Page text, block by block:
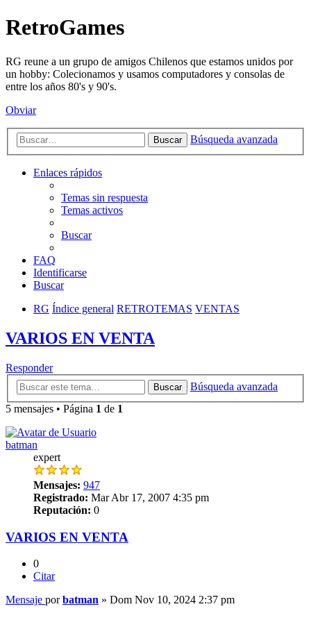
RetroGames
RG reune a un grupo de amigos Chilenos que estamos unidos por
un hobby: Colecionamos y usamos computadores y consolas de
entre los años 80's y 90's.
Obviar
Buscar Búsqueda avanzada
Enlaces rápidos
Temas sin respuesta
Temas activos
Buscar
FAQ
Identificarse
Buscar
RG Índice general RETROTEMAS VENTAS
VARIOS EN VENTA
Responder
Buscar
Búsqueda avanzada
5 mensajes • Página 1 de 1
batman
expert
Mensajes: 947
Registrado: Mar Abr 17, 2007 4:35 pm
Reputación: 0
VARIOS EN VENTA
0
Citar
Mensaje porbatman » Dom Nov 10, 2024 2:37 pm